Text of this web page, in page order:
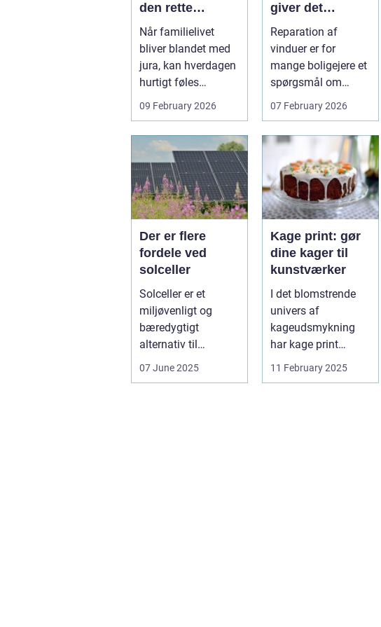
den rette
familieretsadvok
at
Når familielivet
bliver blandet med
jura, kan hverdagen
hurtigt føles
uoverskuelig.
Uenighed om børn...
09 February 2026
giver det
mening, og hvad
skal du vælge?
Reparation af
vinduer er for
mange boligejere et
spørgsmål om
balance. På den
07 February 2026
Der er flere
fordele ved
solceller
Solceller er et
miljøvenligt og
bæredygtigt
alternativ til
konventionelle
07 June 2025
Kage print: gør
dine kager til
kunstværker
I det blomstrende
univers af
kageudsmykning
har kage print
revolutioneret
måden, hvorpå ...
11 February 2025